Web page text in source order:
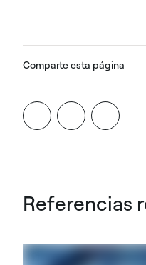
Comparte esta página
Referencias